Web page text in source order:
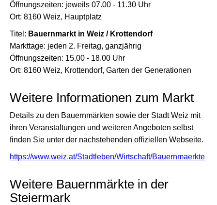
Öffnungszeiten: jeweils 07.00 - 11.30 Uhr
Ort: 8160 Weiz, Hauptplatz
Titel: Bauernmarkt in Weiz / Krottendorf
Markttage: jeden 2. Freitag, ganzjährig
Öffnungszeiten: 15.00 - 18.00 Uhr
Ort: 8160 Weiz, Krottendorf, Garten der Generationen
Weitere Informationen zum Markt
Details zu den Bauernmärkten sowie der Stadt Weiz mit
ihren Veranstaltungen und weiteren Angeboten selbst
finden Sie unter der nachstehenden offiziellen Webseite.
https://www.weiz.at/Stadtleben/Wirtschaft/Bauernmaerkte
Weitere Bauernmärkte in der
Steiermark